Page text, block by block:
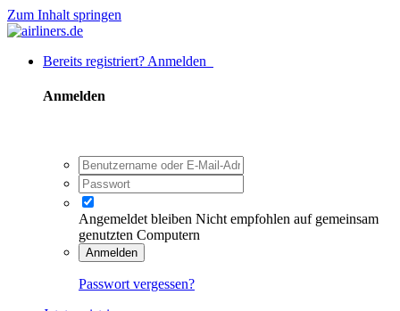
Zum Inhalt springen
Bereits registriert? Anmelden
Anmelden
Angemeldet bleiben Nicht empfohlen auf gemeinsam
genutzten Computern
Anmelden
Passwort vergessen?